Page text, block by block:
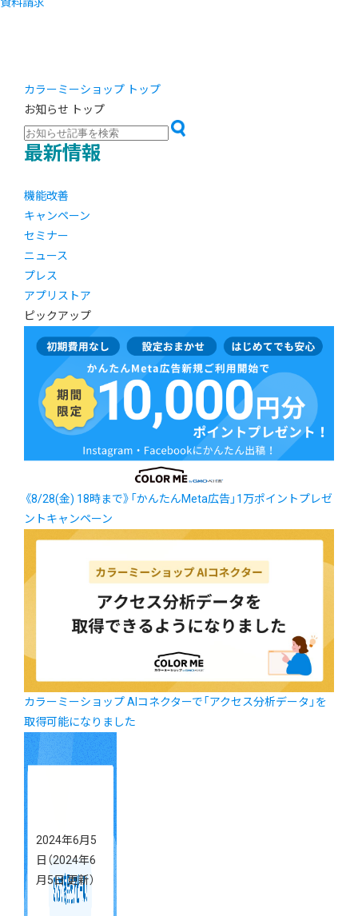
カラーミーショップ トップ
お知らせ トップ
最新情報
機能改善
キャンペーン
セミナー
ニュース
プレス
アプリストア
ピックアップ
《8/28(金) 18時まで》「かんたんMeta広告」1万ポイントプレゼ
ントキャンペーン
カラーミーショップ AIコネクターで「アクセス分析データ」を
取得可能になりました
2024年6月5
日 （2024年6
月5日 更新）